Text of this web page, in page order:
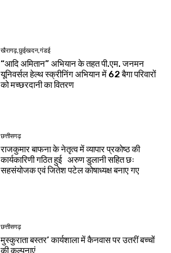
खैरागढ़,छुईखदन,गंडई
“आदि अमितान” अभियान के तहत पी.एम. जनमन
यूनिवर्सल हेल्थ स्क्रीनिंग अभियान में 62 बैगा परिवारों
को मच्छरदानी का वितरण
छत्तीसगढ़
राजकुमार बाफना के नेतृत्व में व्यापार प्रकोष्ठ की
कार्यकारिणी गठित हुई अरुण डुलानी सहित छः
सहसंयोजक एवं जितेश पटेल कोषाध्यक्ष बनाए गए
छत्तीसगढ़
मुस्कुराता बस्तर’ कार्यशाला में कैनवास पर उतरीं बच्चों
की कल्पनाएं